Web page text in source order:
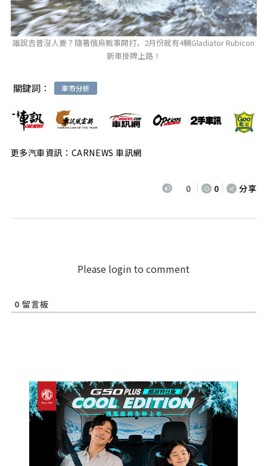
誰說吉普沒人要？隨著俄烏戰事開打，2月份就有4輛Gladiator Rubicon
新車掛牌上路！
關鍵詞： 車市分析
更多汽車資訊：CARNEWS 車訊網
0 0 分享
Please login to comment
0 留言板